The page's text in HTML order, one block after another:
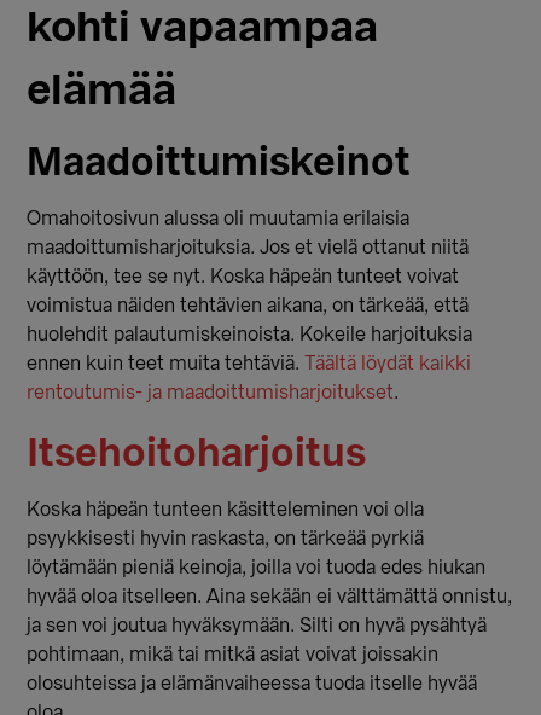
kohti vapaampaa
elämää
Maadoittumiskeinot
Omahoitosivun alussa oli muutamia erilaisia
maadoittumisharjoituksia. Jos et vielä ottanut niitä
käyttöön, tee se nyt. Koska häpeän tunteet voivat
voimistua näiden tehtävien aikana, on tärkeää, että
huolehdit palautumiskeinoista. Kokeile harjoituksia
ennen kuin teet muita tehtäviä.
Täältä löydät kaikki
rentoutumis- ja maadoittumisharjoitukset.
Itsehoitoharjoitus
Koska häpeän tunteen käsitteleminen voi olla
psyykkisesti hyvin raskasta, on tärkeää pyrkiä
löytämään pieniä keinoja, joilla voi tuoda edes hiukan
hyvää oloa itselleen. Aina sekään ei välttämättä onnistu,
ja sen voi joutua hyväksymään. Silti on hyvä pysähtyä
pohtimaan, mikä tai mitkä asiat voivat joissakin
olosuhteissa ja elämänvaiheessa tuoda itselle hyvää